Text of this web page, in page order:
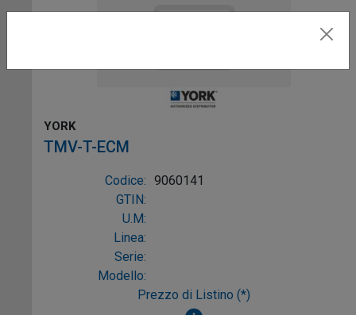
YORK
TMV-T-ECM
Codice: 9060141
GTIN:
U.M:
Linea:
Serie:
Modello:
Prezzo di Listino (*)